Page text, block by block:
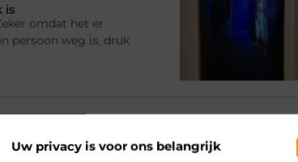
Uw privacy is voor ons belangrijk
is
omdat het er
persoon weg is, druk
een investering
Waar goedkope